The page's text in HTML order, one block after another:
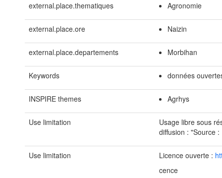
external.place.thematiques
Agronomie
external.place.ore Naizin
external.place.departements Morbihan
Keywords données
INSPIRE themes Agrhys
Use limitation
Usage libre sous
diffusion : "Source
Use limitation Licence ouverte :
cence